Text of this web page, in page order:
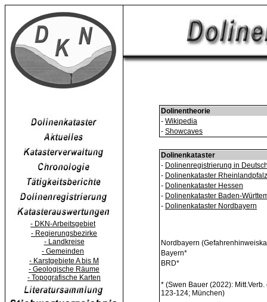
- DKN-Arbeitsgebiet
- Regierungsbezirke
- Landkreise
- Gemeinden
- Karstgebiete A bis M
- Geologische Räume
- Topografische Karten
Dolinentheorie
- Wikipedia
- Showcaves
Dolinenkataster
- Dolinenregistrierung in
- Dolinenkataster
- Dolinenkataster Hessen
- Dolinenkataster Baden-
- Dolinenkataster Nordbayern
Nordbayern
Bayern*
BRD*
* (Swen Bauer (2022):
123-124; München)